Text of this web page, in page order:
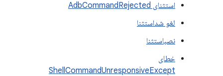
استثنای AdbCommandRejected
لغو شداستثنا
نصباستثنا
خطای
ShellCommandUnresponsiveExcept